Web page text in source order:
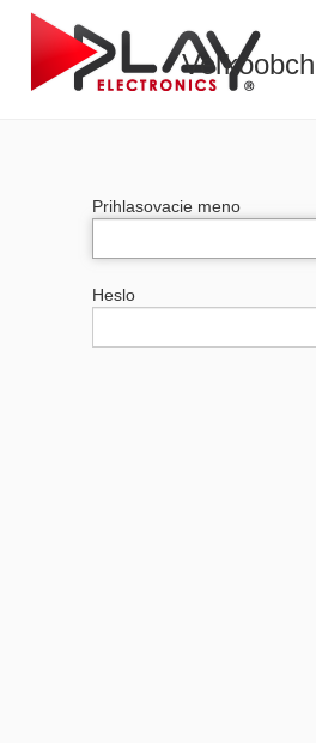
Prihlasovacie meno
Heslo